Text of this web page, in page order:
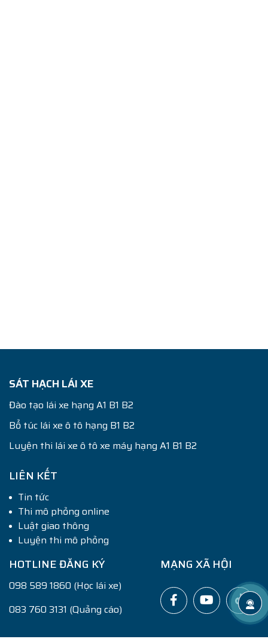
SÁT HẠCH LÁI XE
Đào tạo lái xe hạng A1 B1 B2
Bổ túc lái xe ô tô hạng B1 B2
Luyện thi lái xe ô tô xe máy hạng A1 B1 B2
LIÊN KẾT
Tin tức
Thi mô phỏng online
Luật giao thông
Luyện thi mô phỏng
HOTLINE ĐĂNG KÝ
098 589 1860 (Học lái xe)
083 760 3131 (Quảng cáo)
MẠNG XÃ HỘI